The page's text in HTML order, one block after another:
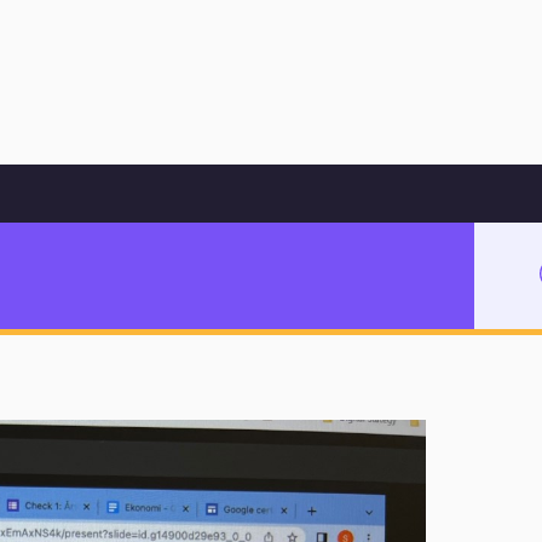
Hoppa till innehåll
Google-